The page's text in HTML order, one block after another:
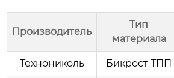
Производитель
Тип
материала
Технониколь Бикрост ТПП